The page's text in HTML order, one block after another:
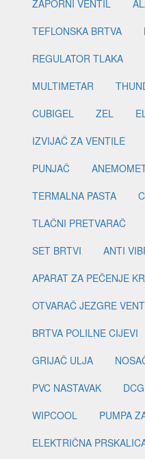
ZAPORNI VENTIL
TEFLONSKA BRTVA
REGULATOR TLAKA
MULTIMETAR
CUBIGEL
ZEL
IZVIJAČ ZA VENTILE
PUNJAČ
TERMALNA PASTA
TLAČNI PRETVARAČ
SET BRTVI
ANTI
APARAT ZA PEČENJE
OTVARAČ JEZGRE
BRTVA POLILNE CIJEVI
GRIJAČ ULJA
PVC NASTAVAK
DCG
WIPCOOL
PUMPA
ELEKTRIČNA